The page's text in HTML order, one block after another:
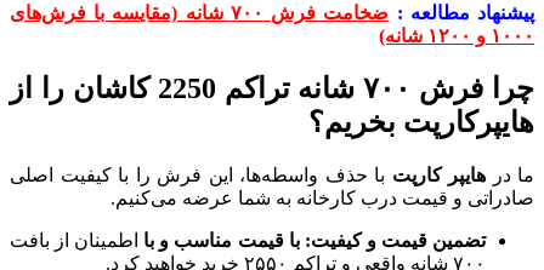
پیشنهاد مطالعه :
ضخامت فرش ۷۰۰ شانه (مقایسه با فرش‌های
۱۰۰۰ و ۱۲۰۰ شانه)
چرا فرش ۷۰۰ شانه تراکم 2250 کاشان را از
هایپرکارپت بخریم؟
ما در هایپر کارپت با حذف واسطه‌ها، این فرش را با کیفیت اصلی
صادراتی و قیمت درب کارخانه به شما عرضه می‌کنیم.
تضمین قیمت و کیفیت: با قیمت مناسب و با اطمینان از بافت
۷۰۰ شانه واقعی و تراکم ۲۵۵۰ خرید خواهید کرد.